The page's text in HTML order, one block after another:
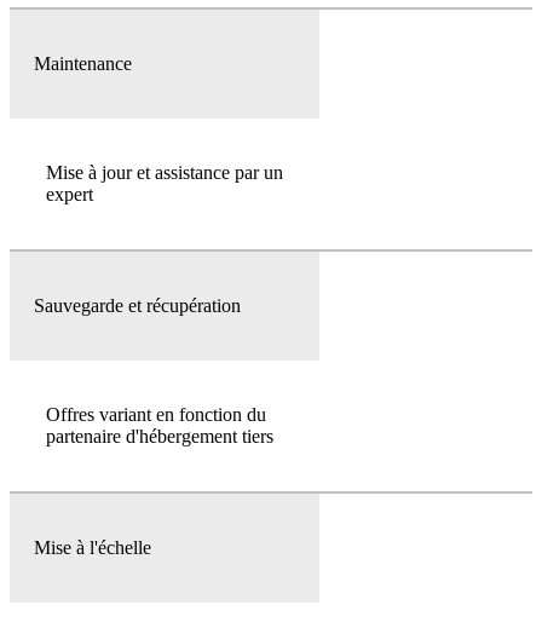
Maintenance
Mise à jour et assistance par un
expert
Sauvegarde et récupération
Offres variant en fonction du
partenaire d'hébergement tiers
Mise à l'échelle